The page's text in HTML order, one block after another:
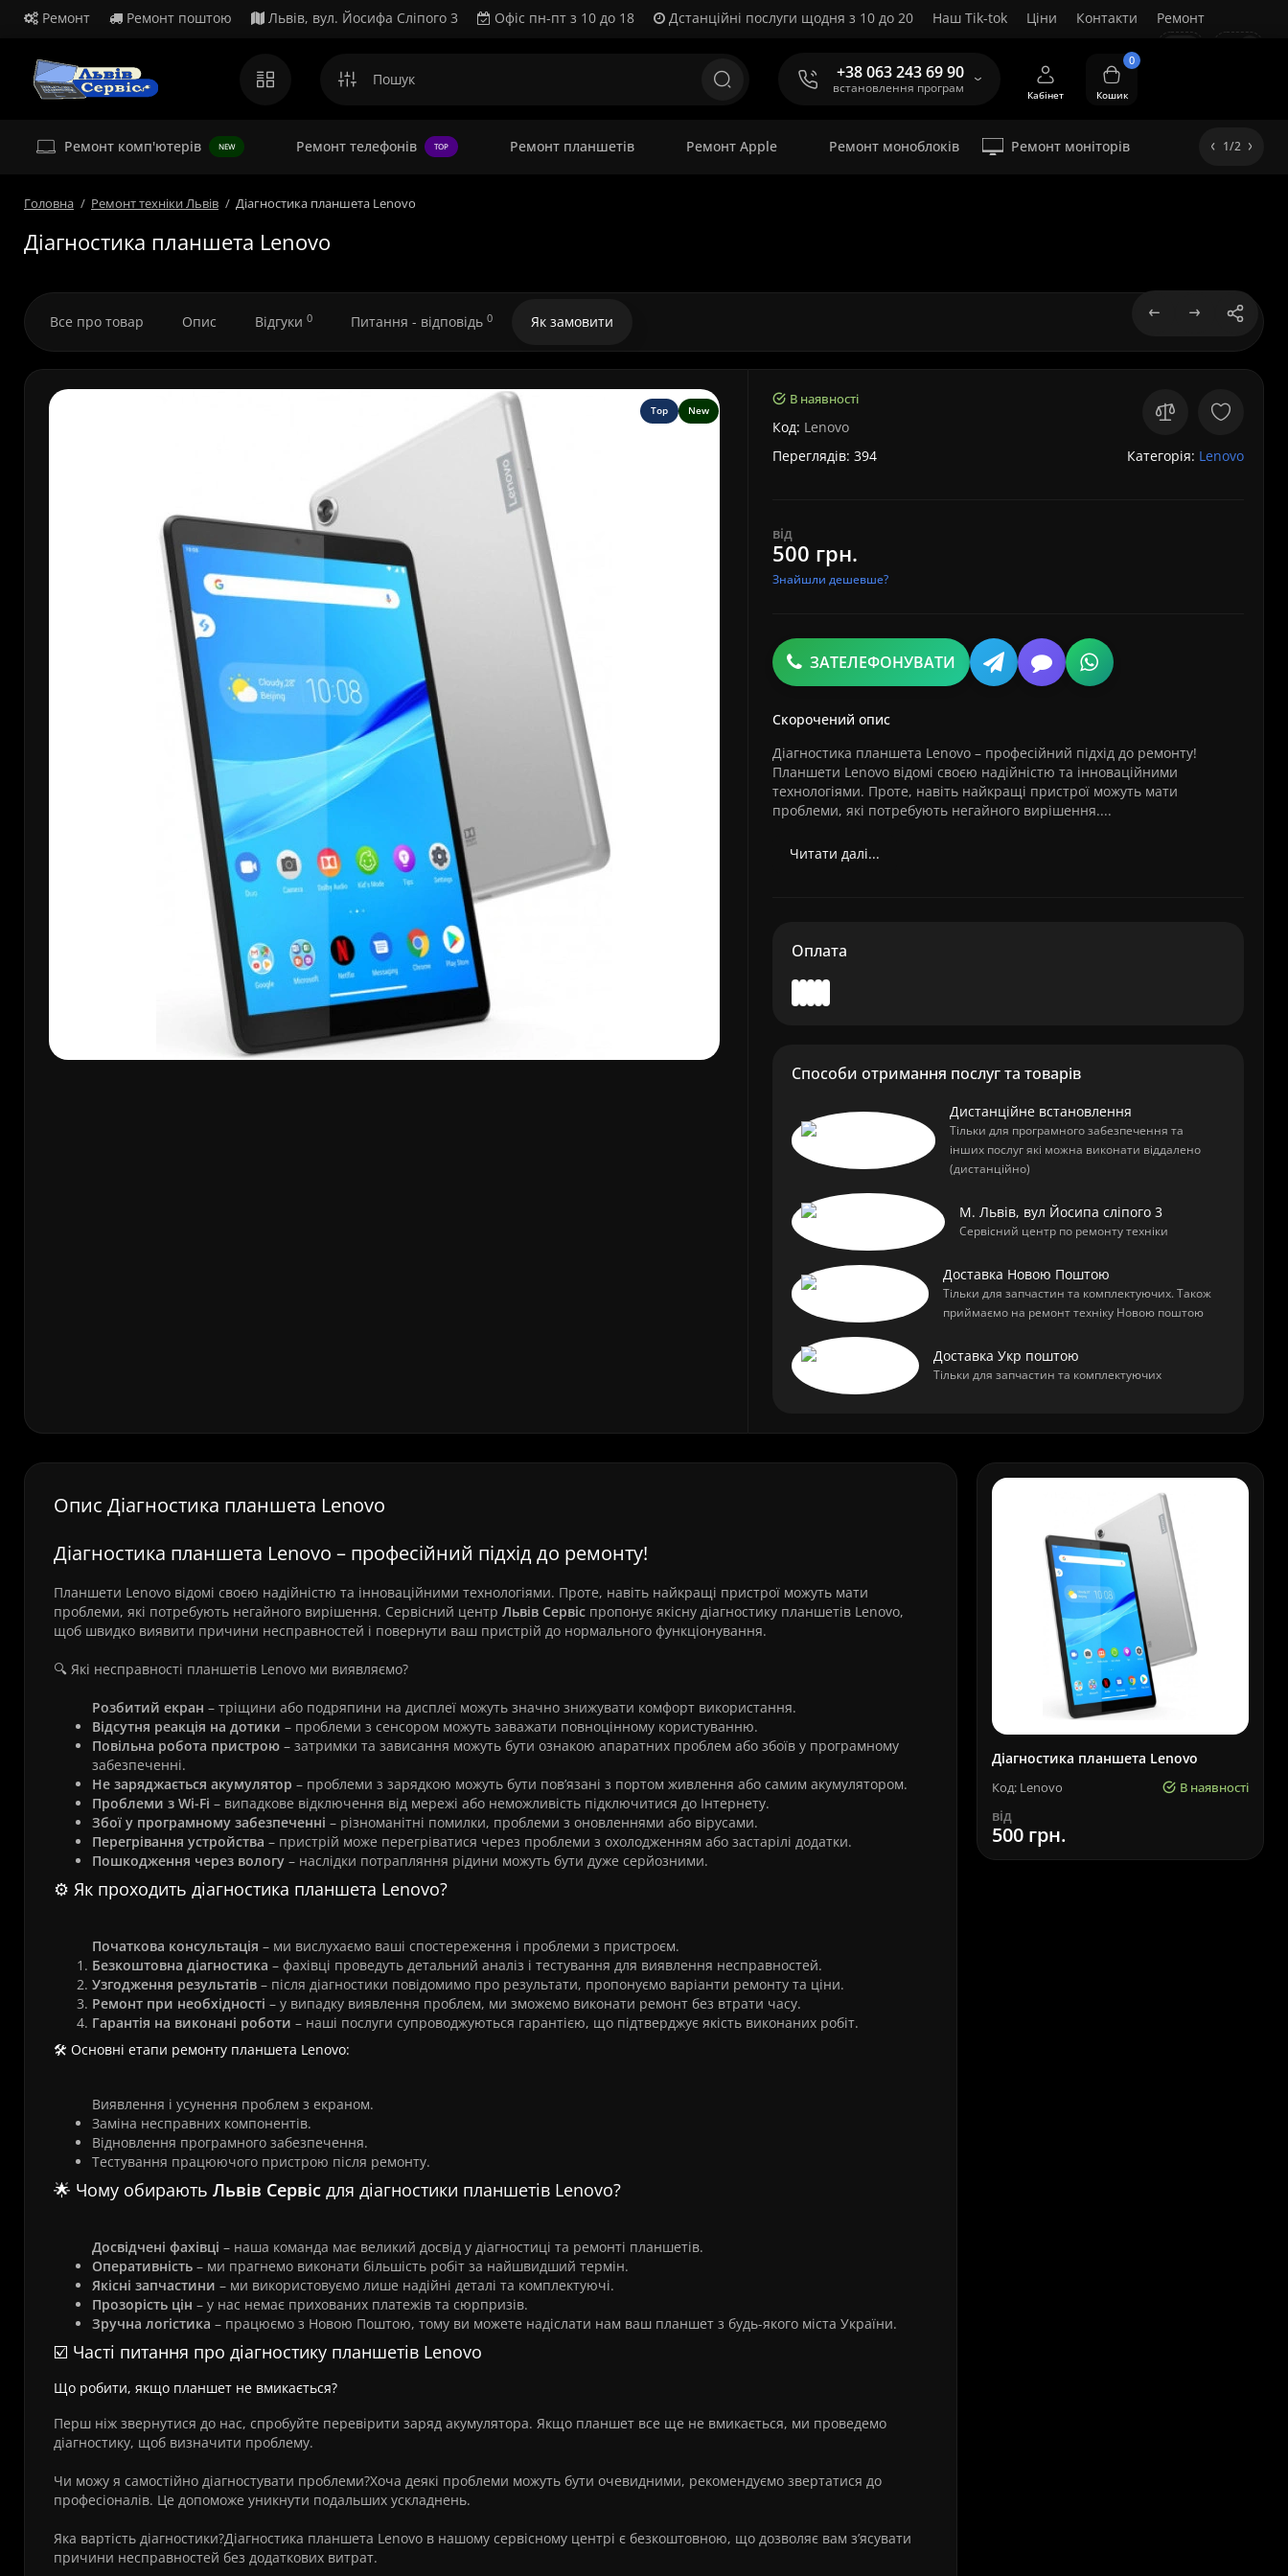
Ремонт Ремонт поштою Львів, вул. Йосифа Сліпого 3 Офіс пн-пт з 10 до 18 Дстанційні послуги щодня з 10 до 20 Наш Tik-tok Ціни Контакти Ремонт
+38 063 243 69 90
встановлення програм Кабінет
0
Кошик
Ремонт комп'ютерів NEW Ремонт телефонів TOP Ремонт планшетів Ремонт Apple Ремонт моноблоків Ремонт моніторів 1/2
Головна Ремонт техніки Львів Діагностика планшета Lenovo
Діагностика планшета Lenovo
Все про товар Опис Відгуки 0 Питання - відповідь 0 Як замовити
Top New
В наявності
Код: Lenovo
Переглядів: 394
Категорія: Lenovo
від
500 грн.
Знайшли дешевше?
ЗАТЕЛЕФОНУВАТИ
Скорочений опис
Діагностика планшета Lenovo – професійний підхід до ремонту!
Планшети Lenovo відомі своєю надійністю та інноваційними
технологіями. Проте, навіть найкращі пристрої можуть мати
проблеми, які потребують негайного вирішення....
Читати далі...
Оплата
Способи отримання послуг та товарів
Дистанційне встановлення
Тільки для програмного забезпечення та
інших послуг які можна виконати віддалено
(дистанційно)
М. Львів, вул Йосипа сліпого 3
Сервісний центр по ремонту техніки
Доставка Новою Поштою
Тільки для запчастин та комплектуючих. Також
приймаємо на ремонт техніку Новою поштою
Доставка Укр поштою
Тільки для запчастин та комплектуючих
Опис Діагностика планшета Lenovo
Діагностика планшета Lenovo – професійний підхід до ремонту!
Планшети Lenovo відомі своєю надійністю та інноваційними технологіями. Проте, навіть найкращі пристрої можуть мати
проблеми, які потребують негайного вирішення. Сервісний центр Львів Сервіс пропонує якісну діагностику планшетів Lenovo,
щоб швидко виявити причини несправностей і повернути ваш пристрій до нормального функціонування.
🔍 Які несправності планшетів Lenovo ми виявляємо?
Розбитий екран – тріщини або подряпини на дисплеї можуть значно знижувати комфорт використання.
Відсутня реакція на дотики – проблеми з сенсором можуть заважати повноцінному користуванню.
Повільна робота пристрою – затримки та зависання можуть бути ознакою апаратних проблем або збоїв у програмному
забезпеченні.
Не заряджається акумулятор – проблеми з зарядкою можуть бути пов’язані з портом живлення або самим акумулятором.
Проблеми з Wi-Fi – випадкове відключення від мережі або неможливість підключитися до Інтернету.
Збої у програмному забезпеченні – різноманітні помилки, проблеми з оновленнями або вірусами.
Перегрівання устройства – пристрій може перегріватися через проблеми з охолодженням або застарілі додатки.
Пошкодження через вологу – наслідки потрапляння рідини можуть бути дуже серйозними.
⚙️ Як проходить діагностика планшета Lenovo?
Початкова консультація – ми вислухаємо ваші спостереження і проблеми з пристроєм.
Безкоштовна діагностика – фахівці проведуть детальний аналіз і тестування для виявлення несправностей.
Узгодження результатів – після діагностики повідомимо про результати, пропонуємо варіанти ремонту та ціни.
Ремонт при необхідності – у випадку виявлення проблем, ми зможемо виконати ремонт без втрати часу.
Гарантія на виконані роботи – наші послуги супроводжуються гарантією, що підтверджує якість виконаних робіт.
🛠️ Основні етапи ремонту планшета Lenovo:
Виявлення і усунення проблем з екраном.
Заміна несправних компонентів.
Відновлення програмного забезпечення.
Тестування працюючого пристрою після ремонту.
🌟 Чому обирають Львів Сервіс для діагностики планшетів Lenovo?
Досвідчені фахівці – наша команда має великий досвід у діагностиці та ремонті планшетів.
Оперативність – ми прагнемо виконати більшість робіт за найшвидший термін.
Якісні запчастини – ми використовуємо лише надійні деталі та комплектуючі.
Прозорість цін – у нас немає прихованих платежів та сюрпризів.
Зручна логістика – працюємо з Новою Поштою, тому ви можете надіслати нам ваш планшет з будь-якого міста України.
☑️ Часті питання про діагностику планшетів Lenovo
Що робити, якщо планшет не вмикається?
Перш ніж звернутися до нас, спробуйте перевірити заряд акумулятора. Якщо планшет все ще не вмикається, ми проведемо
діагностику, щоб визначити проблему.
Чи можу я самостійно діагностувати проблеми?Хоча деякі проблеми можуть бути очевидними, рекомендуємо звертатися до
професіоналів. Це допоможе уникнути подальших ускладнень.
Яка вартість діагностики?Діагностика планшета Lenovo в нашому сервісному центрі є безкоштовною, що дозволяє вам з’ясувати
причини несправностей без додаткових витрат.
Діагностика планшета Lenovo
Код: Lenovo В наявності
від
500 грн.